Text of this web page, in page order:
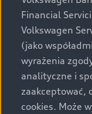
za dopłatą.
specyfikacji
określenie
świadectwo
sobie prawo do
prezentowane
zamieszczania.
informacji
Financial
Volkswagen
(jako
wyrażenia
analityczne i
zaakceptować,
cookies. Może